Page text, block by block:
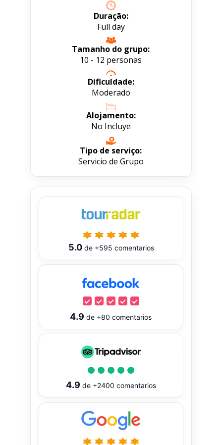
Duração:
Full day
Tamanho do grupo:
10 - 12 personas
Dificuldade:
Moderado
Alojamento:
No Incluye
Tipo de serviço:
Servicio de Grupo
5.0de +595 comentarios
4.9 de +80 comentarios
4.9 de +2400 comentarios